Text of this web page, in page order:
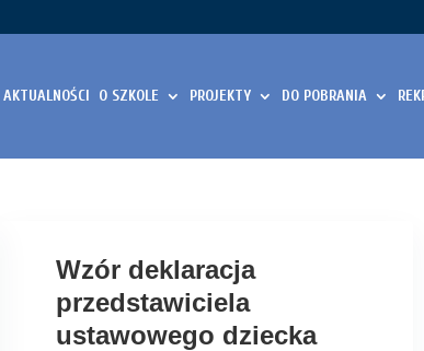
AKTUALNOŚCI O SZKOLE PROJEKTY DO POBRANIA
Wzór deklaracja
przedstawiciela
ustawowego dziecka